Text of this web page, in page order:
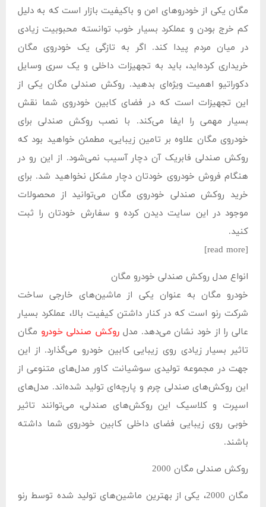
مگان یکی از خودروهای امن و باکیفیت بازار است که به دلیل
کم خرج بودن و عملکرد بسیار خوب توانسته محبوبیت زیادی
در میان مردم پیدا کند. اگر به تازگی یک خودروی مگان
خریداری کرده‌اید، باید به تجهیزات داخلی و یک سری وسایل
دکوراتیو اهمیت ویژه‌ای بدهید. روکش صندلی مگان یکی از
این تجهیزات است که در فضای کابین خودروی شما نقش
بسیار مهمی را ایفا می‌کند. با نصب روکش صندلی برای
خودروی مگان علاوه بر تامین زیبایی، مطمئن خواهید بود که
روکش صندلی فابریک آن دچار آسیب نمی‌شود. از این رو در
هنگام فروش خودروی خودتان دچار مشکل نخواهید شد. برای
خرید روکش صندلی خودروی مگان می‌توانید از محصولات
موجود در این سایت دیدن کرده و سفارش خودتان را ثبت
کنید.
[read more]
انواع مدل روکش صندلی خودرو مگان
خودرو مگان به عنوان یکی از ماشین‌های خارجی ساخت
شرکت رنو است که در کنار داشتن کیفیت بالا، عملکرد بسیار
عالی را از خود نشان می‌دهد. مدل روکش صندلی خودرو مگان
تاثیر بسیار زیادی روی زیبایی کابین خودرو می‌گذارد. از این
جهت در مجموعه تولیدی سوشیانت کاور مدل‌های متنوعی از
این روکش‌های صندلی چرم و پارچه‌ای تولید شده‌اند. مدل‌های
اسپرت و کلاسیک این روکش‌های صندلی، می‌توانند تاثیر
خوبی روی زیبایی فضای داخلی کابین خودروی شما داشته
باشند.
روکش صندلی مگان 2000
مگان 2000، یکی از بهترین ماشین‌های تولید شده توسط رنو